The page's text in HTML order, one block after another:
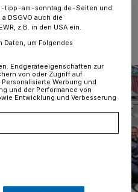
Lesezeit
tipp-am-sonntag.de-Seiten und
DSGVO auch die
z.B. in den USA ein.
Daten, um Folgendes
Endgeräteeigenschaften zur
von oder Zugriff auf
Werbung und
und der Performance von
Entwicklung und Verbesserung